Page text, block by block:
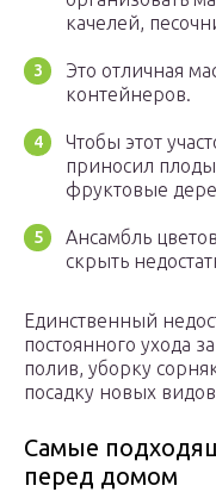
качелей,
Это отличная
контейнеров.
Чтобы этот
приносил
фруктовые
Ансамбль
скрыть
Единственный
постоянного ухода
полив, уборку
посадку новых
Самые
перед домом